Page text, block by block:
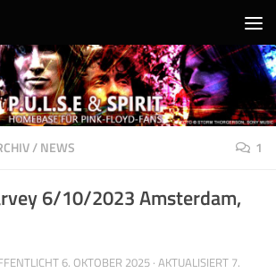
/NEWS 1
6/10/2023 Amsterdam,
6. OKTOBER 2025 · AKTUALISIERT 7.